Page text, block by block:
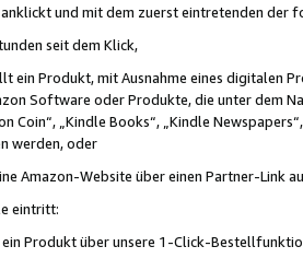
und mit dem zuerst eintretenden der
seit dem Klick,
ein Produkt, mit Ausnahme eines digitalen
Software oder Produkte, die unter dem
Coin“, „Kindle Books“, „Kindle
werden, oder
Amazon-Website über einen Partner-Link
eintritt:
Produkt über unsere 1-Click-